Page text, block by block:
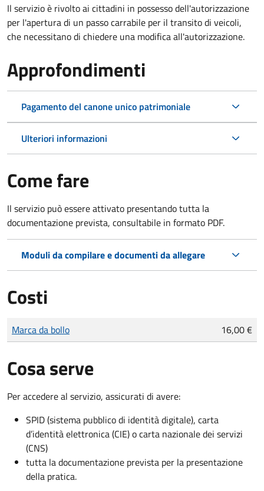
Il servizio è rivolto ai cittadini in possesso dell'autorizzazione
per l'apertura di un passo carrabile per il transito di veicoli,
che necessitano di chiedere una modifica all'autorizzazione.
Approfondimenti
Pagamento del canone unico patrimoniale
Ulteriori informazioni
Come fare
Il servizio può essere attivato presentando tutta la
documentazione prevista, consultabile in formato PDF.
Moduli da compilare e documenti da allegare
Costi
Tipo di pagamento
Importo
Marca da bollo 16,00 €
Cosa serve
Per accedere al servizio, assicurati di avere:
SPID (sistema pubblico di identità digitale), carta
d’identità elettronica (CIE) o carta nazionale dei servizi
(CNS)
tutta la documentazione prevista per la presentazione
della pratica.